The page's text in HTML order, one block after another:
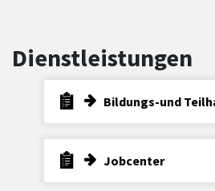
Dienstleistungen
Bildungs-und
Jobcenter